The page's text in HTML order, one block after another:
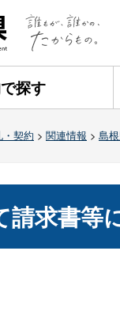
探す
・契約 > 関連情報 > 島
請求書等